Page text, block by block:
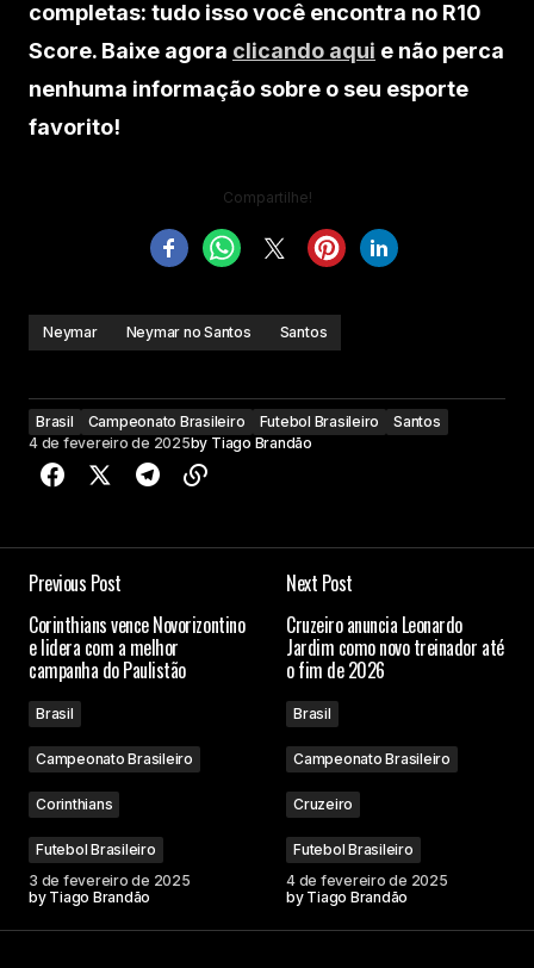
completas: tudo isso você encontra no R10
Score. Baixe agora clicando aqui e não perca
nenhuma informação sobre o seu esporte
favorito!
Compartilhe!
Neymar Neymar no Santos Santos
Brasil Campeonato Brasileiro Futebol Brasileiro
Santos
4 de fevereiro de 2025by Tiago Brandão
Previous Post
Corinthians vence Novorizontino
e lidera com a melhor
campanha do Paulistão
Brasil
Campeonato Brasileiro
Corinthians
Futebol Brasileiro
3 de fevereiro de 2025
by Tiago Brandão
Next Post
Cruzeiro anuncia Leonardo
Jardim como novo treinador até
o fim de 2026
Brasil
Campeonato Brasileiro
Cruzeiro
Futebol Brasileiro
4 de fevereiro de 2025
by Tiago Brandão